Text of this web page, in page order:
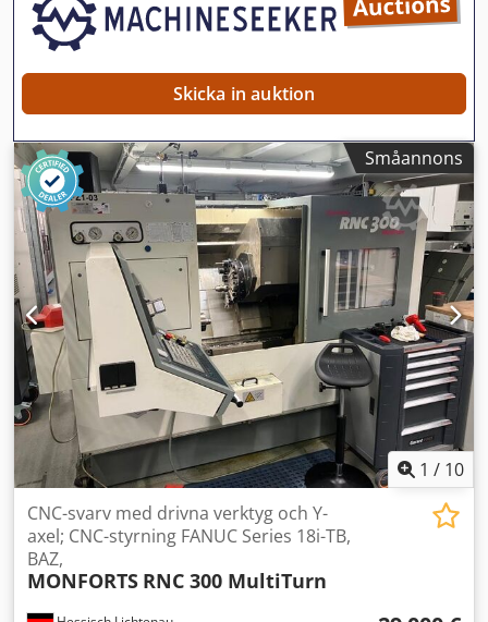
Skicka in auktion
Småannons
1 / 10
CNC-svarv med drivna verktyg och Y-
axel; CNC-styrning FANUC Series 18i-TB,
BAZ,
MONFORTS RNC 300 MultiTurn